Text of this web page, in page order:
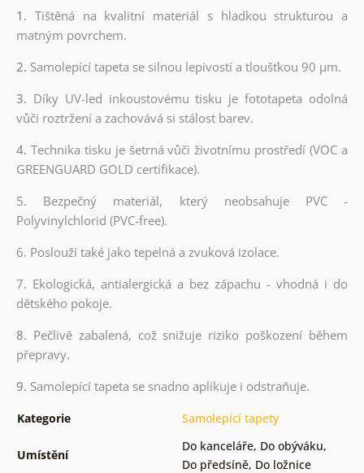
1. Tištěná na kvalitní materiál s hladkou strukturou a
matným povrchem.
2. Samolepící tapeta se silnou lepivostí a tloušťkou 90 µm.
3. Díky UV-led inkoustovému tisku je fototapeta odolná
vůči roztržení a zachovává si stálost barev.
4. Technika tisku je šetrná vůči životnímu prostředí (VOC a
GREENGUARD GOLD certifikace).
5. Bezpečný materiál, který neobsahuje PVC -
Polyvinylchlorid (PVC-free).
6. Poslouží také jako tepelná a zvuková izolace.
7. Ekologická, antialergická a bez zápachu - vhodná i do
dětského pokoje.
8. Pečlivě zabalená, což snižuje riziko poškození během
přepravy.
9. Samolepící tapeta se snadno aplikuje i odstraňuje.
Kategorie Samolepící tapety
Umístění
Do kanceláře, Do obýváku,
Do předsíně, Do ložnice